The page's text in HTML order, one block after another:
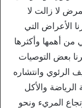
لا زالت لا
الأعراض التي
من أهمها وأكثرها
بعض التوصيات
الرئوي وانتشاره
والأكل
المريء ونحو